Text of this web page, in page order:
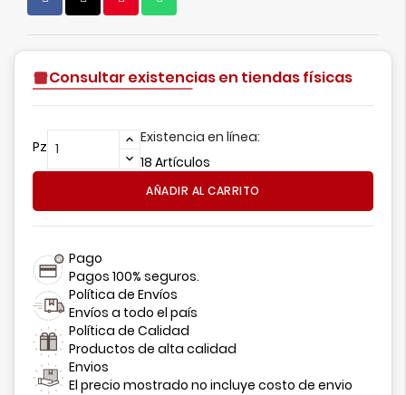
Consultar existencias en tiendas físicas
Pz
Existencia en línea:
18 Artículos
AÑADIR AL CARRITO
Pago
Pagos 100% seguros.
Política de Envíos
Envíos a todo el país
Política de Calidad
Productos de alta calidad
Envios
El precio mostrado no incluye costo de envio